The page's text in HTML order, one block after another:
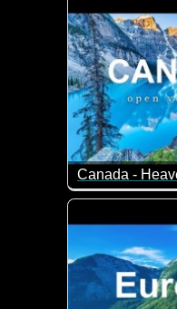
Canada -
Kanada ist ein